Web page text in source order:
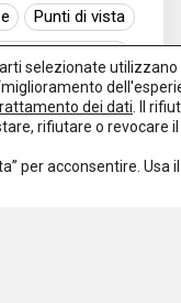
Punti di vista
normativa
selezionate
dei dati . Il
rifiutare o revocare
per acconsentire.